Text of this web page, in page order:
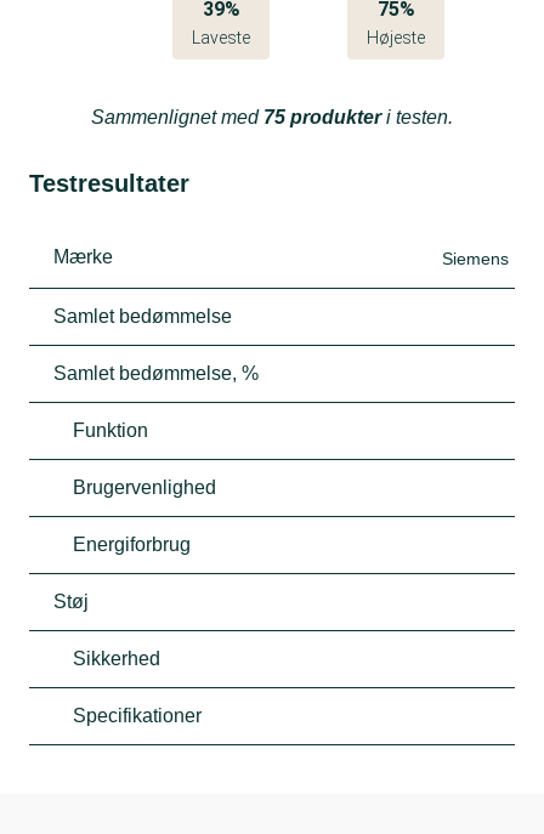
39%
Laveste
75%
Højeste
Sammenlignet med 75 produkteri testen.
Testresultater
Mærke Siemens
Samlet bedømmelse
Samlet bedømmelse, %
Funktion
Brugervenlighed
Energiforbrug
Støj
Sikkerhed
Specifikationer